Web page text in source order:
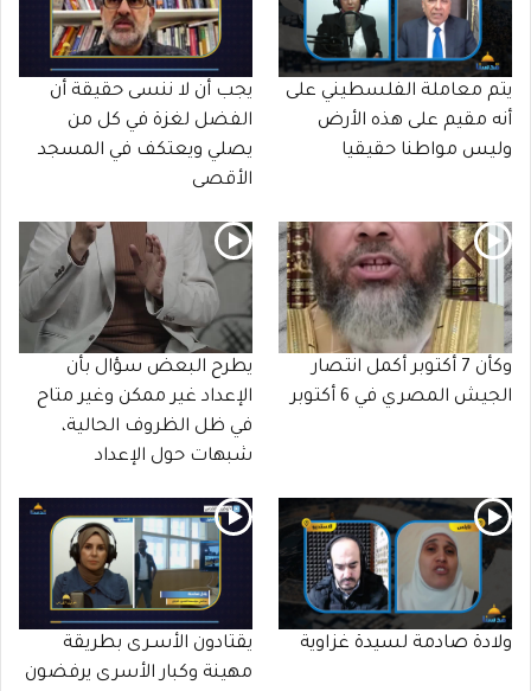
يتم معاملة الفلسطيني على
أنه مقيم على هذه الأرض
وليس مواطنا حقيقيا
يجب أن لا ننسى حقيقة أن
الفضل لغزة في كل من
يصلي ويعتكف في المسجد
الأقصى
وكأن 7 أكتوبر أكمل انتصار
الجيش المصري في 6 أكتوبر
يطرح البعض سؤال بأن
الإعداد غير ممكن وغير متاح
في ظل الظروف الحالية،
شبهات حول الإعداد
ولادة صادمة لسيدة غزاوية
يقتادون الأسـرى بطريقة
مهينة وكبار الأسرى يرفضون